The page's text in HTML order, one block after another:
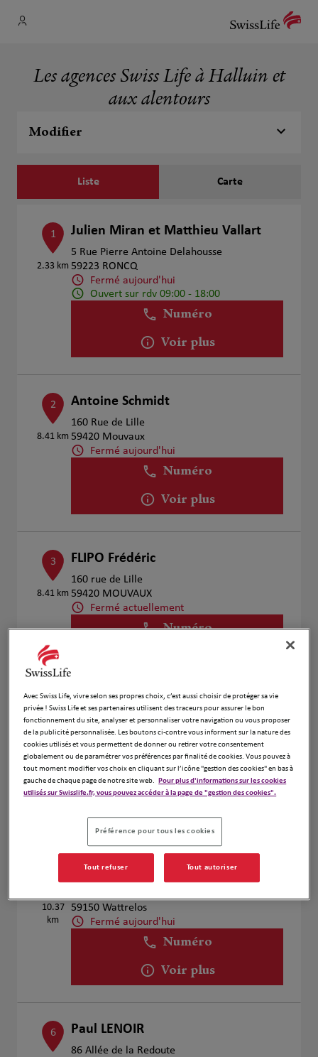
Les agences Swiss Life à Halluin et
aux alentours
Modifier
Liste Carte
1
2.33 km
Julien Miran et Matthieu Vallart
5 Rue Pierre Antoine Delahousse
59223 RONCQ
Fermé aujourd'hui
Ouvert sur rdv 09:00 - 18:00
Numéro
Voir plus
2
8.41 km
Antoine Schmidt
160 Rue de Lille
59420 Mouvaux
Fermé aujourd'hui
Numéro
Voir plus
3
8.41 km
FLIPO Frédéric
160 rue de Lille
59420 MOUVAUX
Fermé actuellement
Numéro
4 Julien Miran et Matthieu Vallart
114 RUE GAMBETTA
59560 COMINES
Fermé aujourd'hui
Numéro
Voir plus
10.37
km
Cabinet Kleas
59150 Wattrelos
Fermé aujourd'hui
Numéro
Voir plus
6 Paul LENOIR
86 Allée de la Redoute
Avec Swiss Life, vivre selon ses propres choix, c’est aussi choisir de protéger sa vie
privée ! Swiss Life et ses partenaires utilisent des traceurs pour assurer le bon
fonctionnement du site, analyser et personnaliser votre navigation ou vous proposer
de la publicité personnalisée. Les boutons ci-contre vous informent sur la nature des
cookies utilisés et vous permettent de donner ou retirer votre consentement
globalement ou de paramétrer vos préférences par finalité de cookies. Vous pouvez à
tout moment modifier vos choix en cliquant sur l’icône "gestion des cookies" en bas à
gauche de chaque page de notre site web. Pour plus d'informations sur les cookies
utilisés sur Swisslife.fr, vous pouvez accéder à la page de "gestion des cookies".
Préférence pour tous les cookies
Tout refuser Tout autoriser